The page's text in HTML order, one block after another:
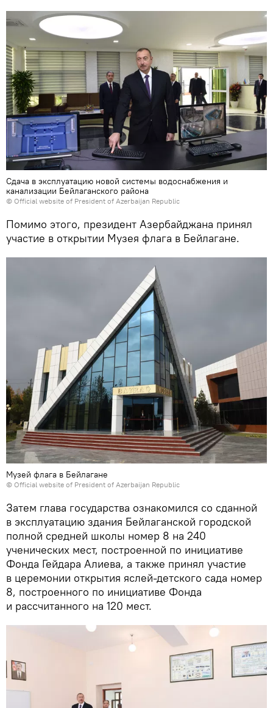
Сдача в эксплуатацию новой системы водоснабжения и
канализации Бейлаганского района
© Official website of President of Azerbaijan Republic
Помимо этого, президент Азербайджана принял
участие в открытии Музея флага в Бейлагане.
Музей флага в Бейлагане
© Official website of President of Azerbaijan Republic
Затем глава государства ознакомился со сданной
в эксплуатацию здания Бейлаганской городской
полной средней школы номер 8 на 240
ученических мест, построенной по инициативе
Фонда Гейдара Алиева, а также принял участие
в церемонии открытия яслей-детского сада номер
8, построенного по инициативе Фонда
и рассчитанного на 120 мест.